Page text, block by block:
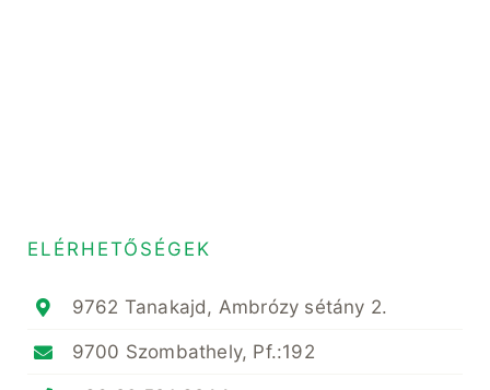
ELÉRHETŐSÉGEK
9762 Tanakajd, Ambrózy sétány 2.
9700 Szombathely, Pf.:192